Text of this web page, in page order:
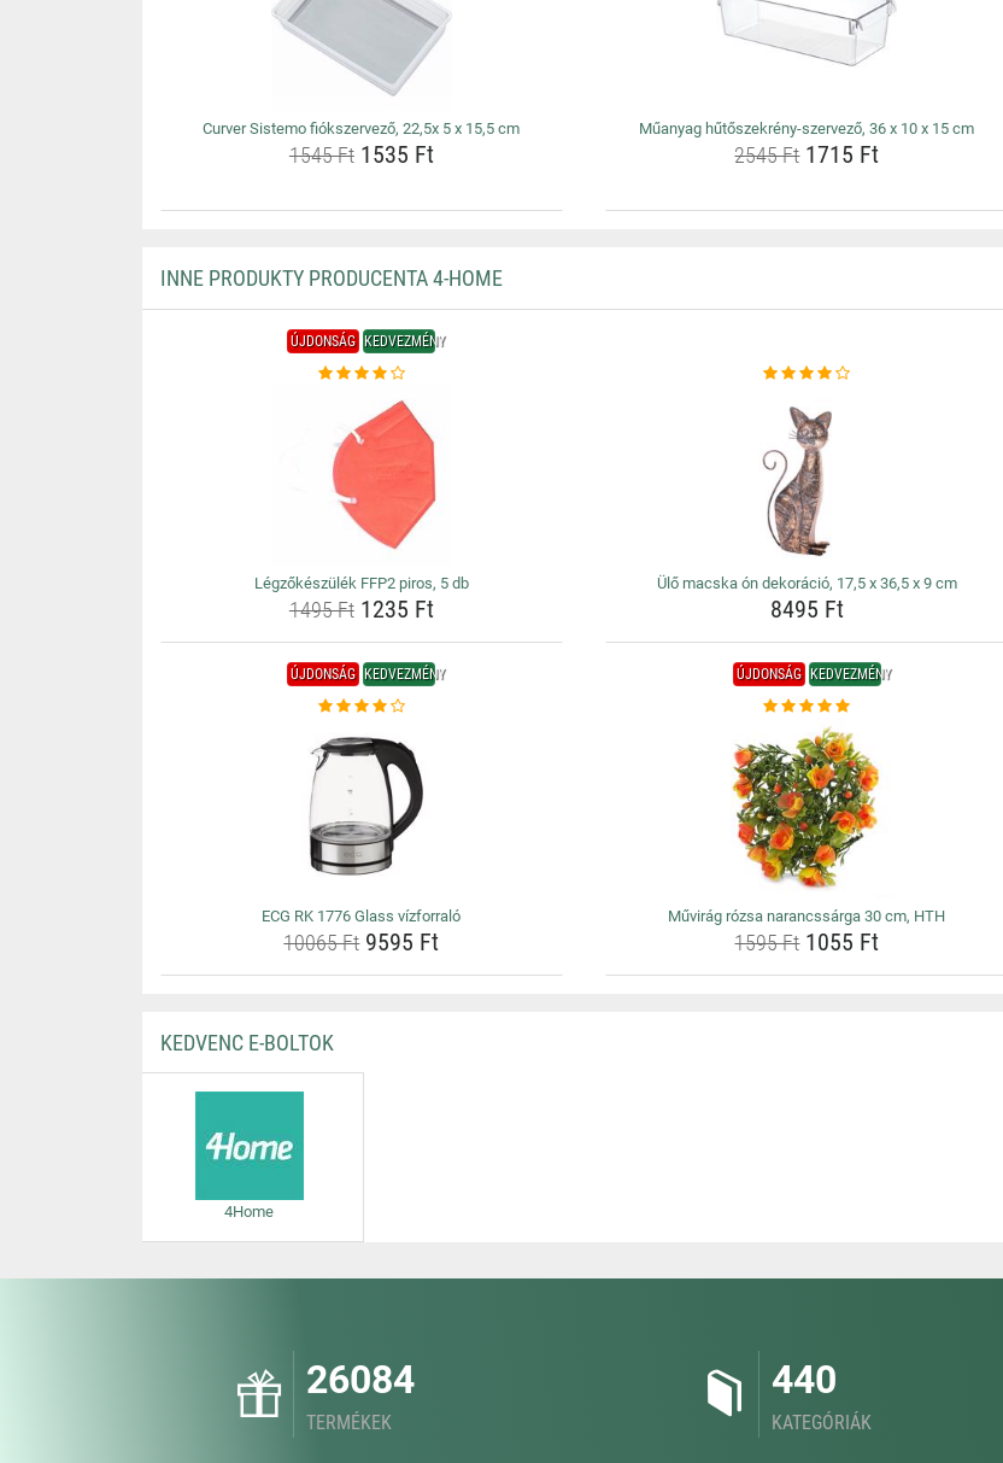
Curver Sistemo fiókszervező, 22,5x 5 x 15,5 cm
1545 Ft1535 Ft
Műanyag hűtőszekrény-szervező, 36 x 10 x 15 cm
2545 Ft1715 Ft
INNE PRODUKTY PRODUCENTA 4-HOME
ÚJDONSÁG KEDVEZMÉNY
Légzőkészülék FFP2 piros, 5 db
1495 Ft1235 Ft
Ülő macska ón dekoráció, 17,5 x 36,5 x 9 cm
8495 Ft
ÚJDONSÁG KEDVEZMÉNY
ECG RK 1776 Glass vízforraló
10065 Ft9595 Ft
ÚJDONSÁG KEDVEZMÉNY
Művirág rózsa narancssárga 30 cm, HTH
1595 Ft1055 Ft
KEDVENC E-BOLTOK
4Home
26084
TERMÉKEK
440
KATEGÓRIÁK